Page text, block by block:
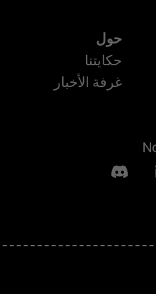
حول
حكايتنا
غرفة الأخبار
Discord